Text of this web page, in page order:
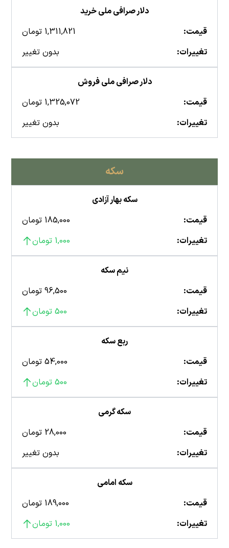
دلار صرافی ملی خرید
قیمت:
1,311,821 تومان
تغییرات:
بدون تغییر
دلار صرافی ملی فروش
قیمت:
1,325,072 تومان
تغییرات:
بدون تغییر
سکه
سکه بهار آزادی
قیمت:
185,000 تومان
تغییرات:
1,000 تومان
نیم سکه
قیمت:
96,500 تومان
تغییرات:
500 تومان
ربع سکه
قیمت:
54,000 تومان
تغییرات:
500 تومان
سکه گرمی
قیمت:
28,000 تومان
تغییرات:
بدون تغییر
سکه امامی
قیمت:
189,000 تومان
تغییرات:
1,000 تومان